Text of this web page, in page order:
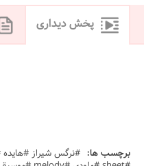
پخش دیداری
برچسب ها: #نرگس شیراز